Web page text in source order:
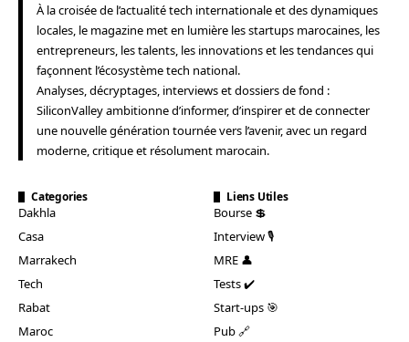
À la croisée de l’actualité tech internationale et des dynamiques
locales, le magazine met en lumière les startups marocaines, les
entrepreneurs, les talents, les innovations et les tendances qui
façonnent l’écosystème tech national.
Analyses, décryptages, interviews et dossiers de fond :
SiliconValley ambitionne d’informer, d’inspirer et de connecter
une nouvelle génération tournée vers l’avenir, avec un regard
moderne, critique et résolument marocain.
Categories
Dakhla
Casa
Marrakech
Tech
Rabat
Maroc
Liens Utiles
Bourse 💲
Interview 🎙️
MRE 👤
Tests ✔️
Start-ups 🎯
Pub 🔗